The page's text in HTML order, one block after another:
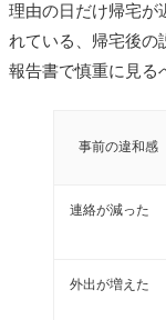
理由の日だけ帰宅が
れている、帰宅後の
報告書で慎重に見る
事前の違和感
連絡が減った
外出が増えた